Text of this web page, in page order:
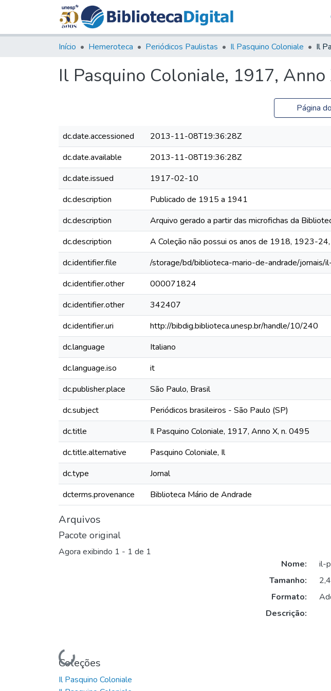
Início Hemeroteca Periódicos Paulistas Il Pasquino Coloniale
Il Pasquino Coloniale, 1917, Anno
Página
dc.date.accessioned
2013-11-08T19:36:28Z
dc.date.available
2013-11-08T19:36:28Z
dc.date.issued
1917-02-10
dc.description
Publicado de 1915 a 1941
dc.description
Arquivo gerado a partir das microfichas da
dc.description
A Coleção não possui os anos de 1918, 1923-
dc.identifier.file
/storage/bd/biblioteca-mario-de-andrade/
dc.identifier.other
000071824
dc.identifier.other
342407
dc.identifier.uri
http://bibdig.biblioteca.unesp.br/handle/10/240
dc.language
Italiano
dc.language.iso
it
dc.publisher.place
São Paulo, Brasil
dc.subject
Periódicos brasileiros - São Paulo (SP)
dc.title
Il Pasquino Coloniale, 1917, Anno X, n. 0495
dc.title.alternative
Pasquino Coloniale, Il
dc.type
Jornal
dcterms.provenance
Biblioteca Mário de Andrade
Arquivos
Pacote original
Agora exibindo 1 - 1 de 1
Carregando...
Nome:
il-
Tamanho:
Formato:
Descrição:
Coleções
Il Pasquino Coloniale